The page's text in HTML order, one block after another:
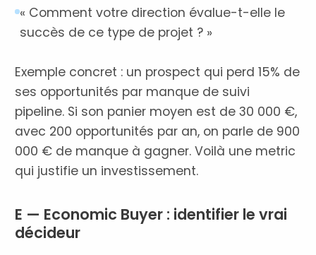
« Comment votre direction évalue-t-elle le
succès de ce type de projet ? »
Exemple concret : un prospect qui perd 15% de
ses opportunités par manque de suivi
pipeline. Si son panier moyen est de 30 000 €,
avec 200 opportunités par an, on parle de 900
000 € de manque à gagner. Voilà une metric
qui justifie un investissement.
E — Economic Buyer : identifier le vrai
décideur